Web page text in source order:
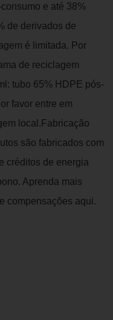
e até 38%
de derivados de
é limitada. Por
de reciclagem
tubo 65% HDPE pós-
favor entre em
local.Fabricação
são fabricados com
créditos de energia
Aprenda mais
compensações aqui.